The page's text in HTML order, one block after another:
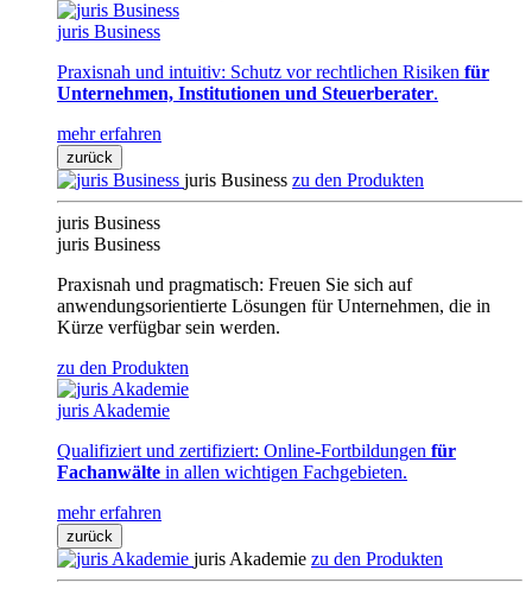
juris Business
Praxisnah und intuitiv: Schutz vor rechtlichen Risiken für
Unternehmen, Institutionen und Steuerberater.
mehr erfahren
zurück
juris Business zu den Produkten
juris Business
juris Business
Praxisnah und pragmatisch: Freuen Sie sich auf
anwendungsorientierte Lösungen für Unternehmen, die in
Kürze verfügbar sein werden.
zu den Produkten
juris Akademie
Qualifiziert und zertifiziert: Online-Fortbildungen für
Fachanwälte in allen wichtigen Fachgebieten.
mehr erfahren
zurück
juris Akademie zu den Produkten